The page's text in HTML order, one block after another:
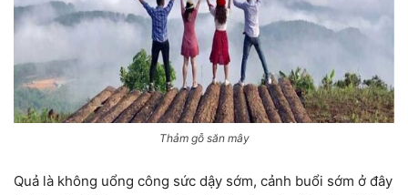
Thảm gỗ săn mây
Quả là không uổng công sức dậy sớm, cảnh buổi sớm ở đây